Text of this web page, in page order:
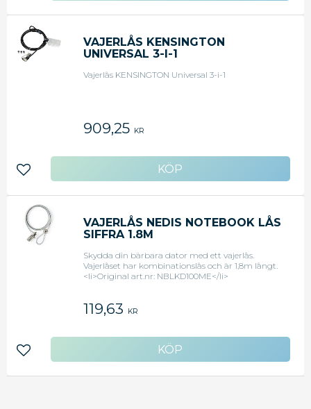
VAJERLÅS KENSINGTON
UNIVERSAL 3-I-1
Vajerlås KENSINGTON Universal 3-i-1
909,25 KR
Lägg till i favoriter
VAJERLÅS NEDIS NOTEBOOK LÅS
SIFFRA 1.8M
Skydda din bärbara dator med ett vajerlås.
Vajerlåset har kombinationslås och är 1,8m långt.
<li>Original art.nr: NBLKD100ME</li>
119,63 KR
Lägg till i favoriter